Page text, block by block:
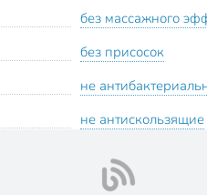
без массажного
без присосок
не
не антискользящие